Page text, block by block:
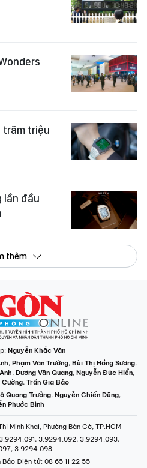
trăm triệu
lần đầu
thêm
Nguyễn Khắc Văn
, Phạm Văn Trường, Bùi Thị Hồng Sương,
, Dương Văn Quang, Nguyễn Đức Hiển,
, Trần Gia Bảo
Quang Trưởng, Nguyễn Chiến Dũng,
Phước Bình
Minh Khai, Phường Bàn Cờ, TP.HCM
3.9294.092, 3.9294.093,
3.9294.098
Báo Điện tử: 08 65 11 22 55